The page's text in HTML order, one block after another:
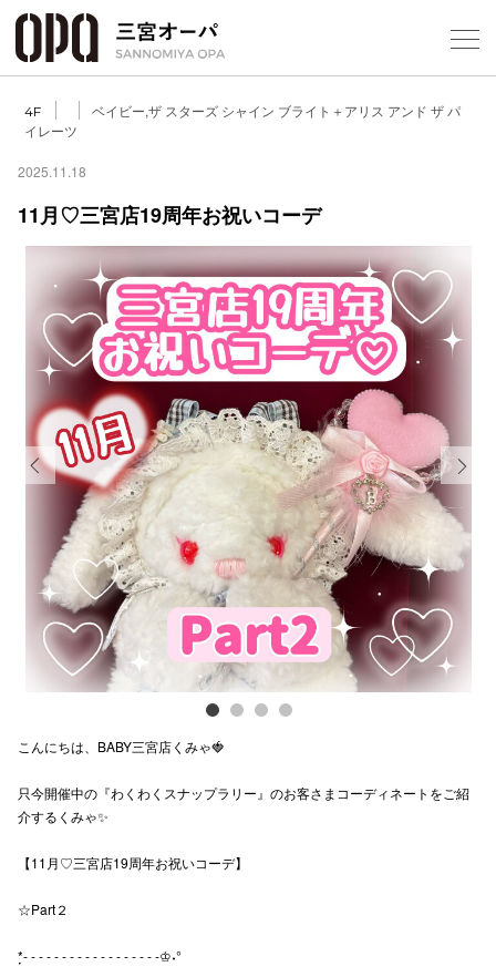
4F
ベイビー,ザ スターズ シャイン ブライト＋アリス アンド ザ パ
イレーツ
2025.11.18
11月♡三宮店19周年お祝いコーデ
Previous
こんにちは、BABY三宮店くみゃ🍓
只今開催中の『わくわくスナップラリー』のお客さまコーディネートをご紹
介するくみゃ✨
【11月♡三宮店19周年お祝いコーデ】
☆Part２
*̣̣- - - - - - - - - - - - - - - - - -♔˖°
レスト
アクセ
スタッ
電話で
公式SNS